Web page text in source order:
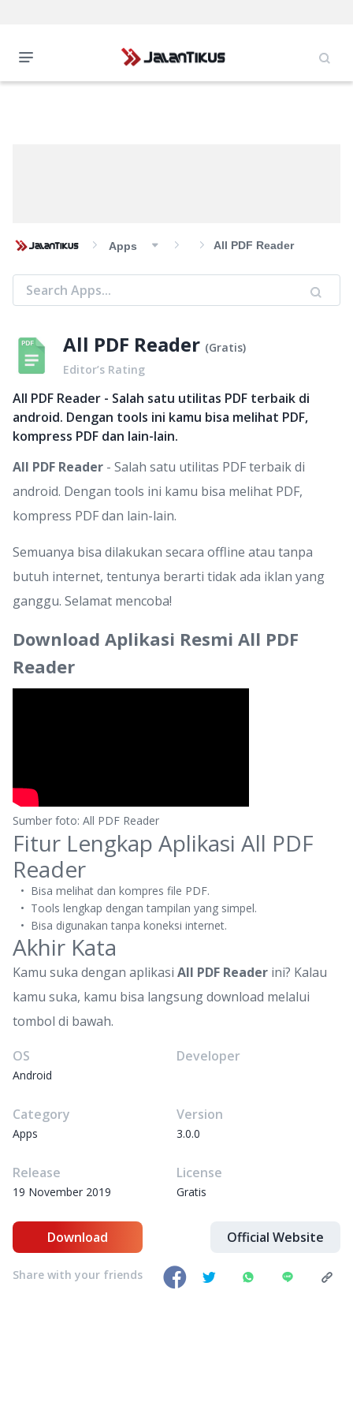
Apps All PDF Reader
All PDF Reader (Gratis)
Editor’s Rating
All PDF Reader - Salah satu utilitas PDF terbaik di
android. Dengan tools ini kamu bisa melihat PDF,
kompress PDF dan lain-lain.
All PDF Reader - Salah satu utilitas PDF terbaik di
android. Dengan tools ini kamu bisa melihat PDF,
kompress PDF dan lain-lain.
Semuanya bisa dilakukan secara offline atau tanpa
butuh internet, tentunya berarti tidak ada iklan yang
ganggu. Selamat mencoba!
Download Aplikasi Resmi All PDF
Reader
Sumber foto: All PDF Reader
Fitur Lengkap Aplikasi All PDF
Reader
Bisa melihat dan kompres file PDF.
Tools lengkap dengan tampilan yang simpel.
Bisa digunakan tanpa koneksi internet.
Akhir Kata
Kamu suka dengan aplikasi All PDF Reader ini? Kalau
kamu suka, kamu bisa langsung download melalui
tombol di bawah.
OS
Android
Developer
Category
Apps
Version
3.0.0
Release
19 November 2019
License
Gratis
Download Official Website
Share with your friends